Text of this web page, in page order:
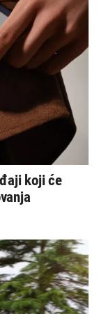
koji će